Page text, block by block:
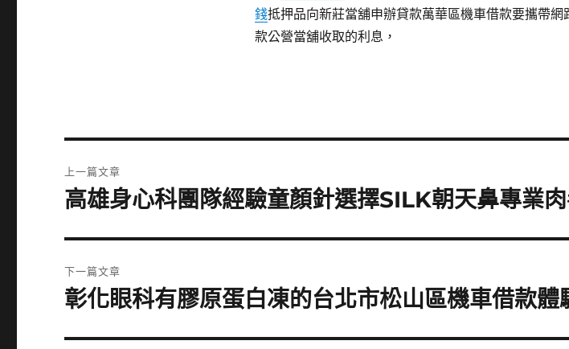
錢抵押品向新莊當舖申辦貸款萬華區機車借款要攜帶網
款公營當舖收取的利息，
章
上一篇文章
上
篇
文
章:
高雄身心科團隊經驗童顏針選擇SILK朝天鼻專業
下一篇文章
下
篇
彰化眼科有膠原蛋白凍的台北市松山區機車借款體